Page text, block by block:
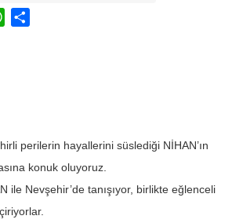
WhatsApp
perilerin hayallerini süslediği NİHAN’ın
konuk oluyoruz.
ile Nevşehir’de tanışıyor, birlikte eğlenceli